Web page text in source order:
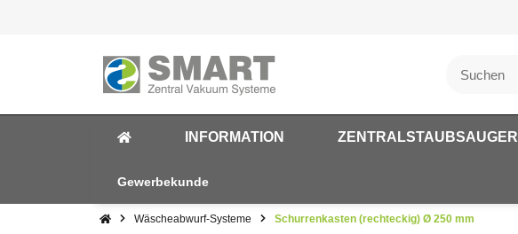
INFORMATION ZENTRALSTAUBSAUGER
Gewerbekunde
Wäscheabwurf-Systeme Schurrenkasten (rechteckig) Ø 250 mm